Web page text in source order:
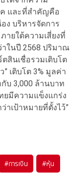
ค และที่สำคัญคือ
ง บริหารจัดการ
ยใต้ความเสี่ยงที่
าในปี 2568 ปริมาณ
ตสินเชื่อรวมเติบโต
เติบโต 3% มูลค่า
กับ 3,000 ล้านบาท
ยมีความแข็งแกร่ง
าเป้าหมายที่ตั้งไว้”
#การเงิน #หุ้น